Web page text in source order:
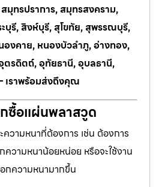
มุทรปราการ, สมุทรสงคราม,
บุรี, สิงห์บุรี, สุโขทัย, สุพรรณบุรี,
องคาย, หนองบัวลำภู, อ่างทอง,
ตรดิตถ์, อุทัยธานี, อุบลธานี,
เราพร้อมส่งถึงคุณ
ซื้อแผ่นพลาสวูด
วามหนาที่ต้องการ เช่น ต้องการ
ความหนาน้อยหน่อย หรือจะใช้งาน
กความหนามากขึ้น